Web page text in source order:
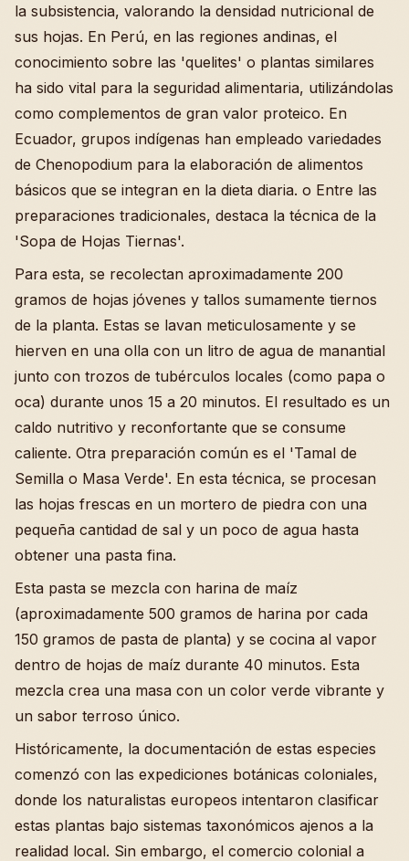
la subsistencia, valorando la densidad nutricional de
sus hojas. En Perú, en las regiones andinas, el
conocimiento sobre las 'quelites' o plantas similares
ha sido vital para la seguridad alimentaria, utilizándolas
como complementos de gran valor proteico. En
Ecuador, grupos indígenas han empleado variedades
de Chenopodium para la elaboración de alimentos
básicos que se integran en la dieta diaria. o Entre las
preparaciones tradicionales, destaca la técnica de la
'Sopa de Hojas Tiernas'.
Para esta, se recolectan aproximadamente 200
gramos de hojas jóvenes y tallos sumamente tiernos
de la planta. Estas se lavan meticulosamente y se
hierven en una olla con un litro de agua de manantial
junto con trozos de tubérculos locales (como papa o
oca) durante unos 15 a 20 minutos. El resultado es un
caldo nutritivo y reconfortante que se consume
caliente. Otra preparación común es el 'Tamal de
Semilla o Masa Verde'. En esta técnica, se procesan
las hojas frescas en un mortero de piedra con una
pequeña cantidad de sal y un poco de agua hasta
obtener una pasta fina.
Esta pasta se mezcla con harina de maíz
(aproximadamente 500 gramos de harina por cada
150 gramos de pasta de planta) y se cocina al vapor
dentro de hojas de maíz durante 40 minutos. Esta
mezcla crea una masa con un color verde vibrante y
un sabor terroso único.
Históricamente, la documentación de estas especies
comenzó con las expediciones botánicas coloniales,
donde los naturalistas europeos intentaron clasificar
estas plantas bajo sistemas taxonómicos ajenos a la
realidad local. Sin embargo, el comercio colonial a